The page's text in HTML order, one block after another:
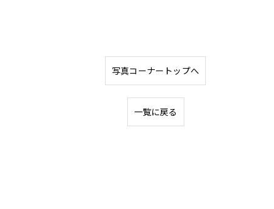
写真コーナートップへ
一覧に戻る